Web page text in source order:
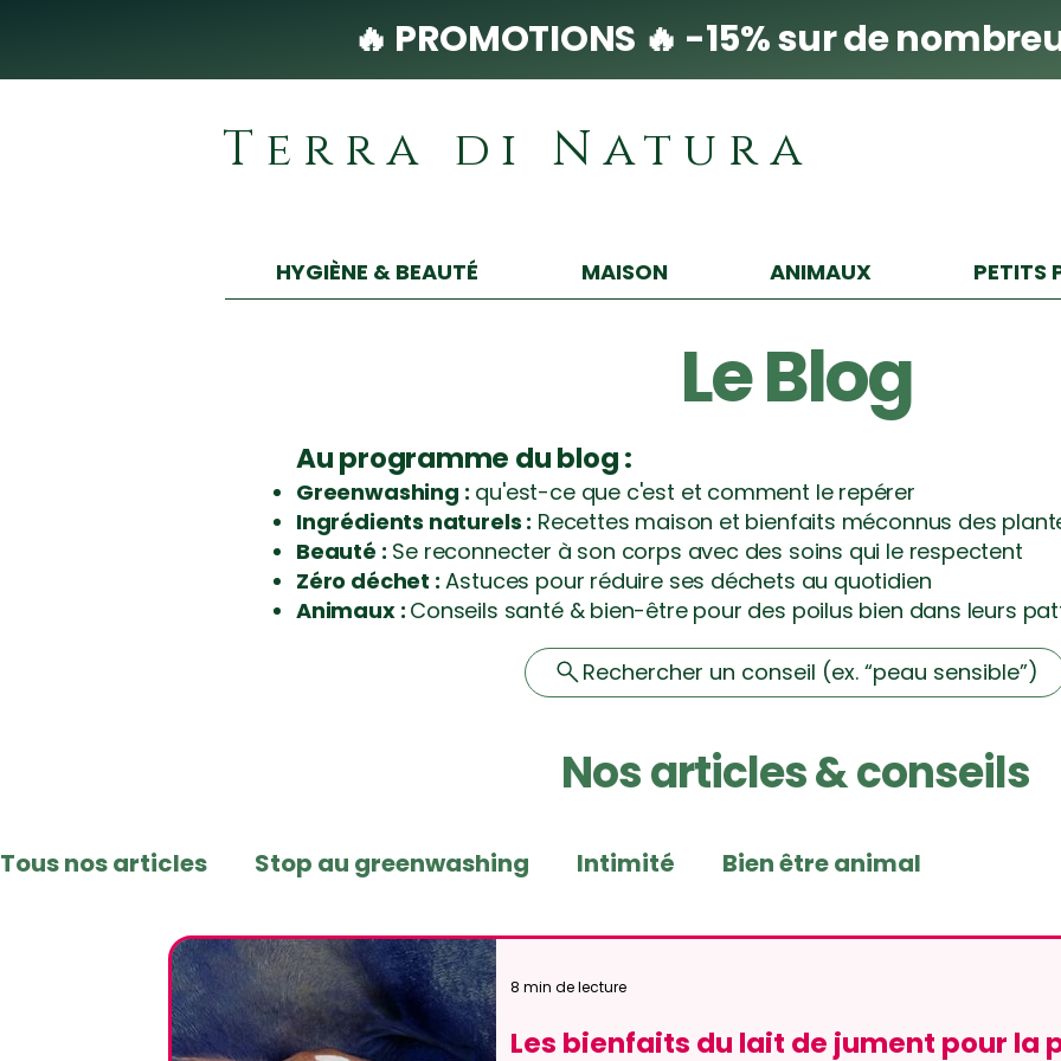
🔥 PROMOTIONS 🔥 -15% sur de
Terra di Natura
HYGIÈNE & BEAUTÉ MAISON ANIMAUX PETITS
Le Blog
Au programme du blog :
Greenwashing : qu'est-ce que c'est et comment le repérer
Ingrédients naturels : Recettes maison et bienfaits méconnus des
Beauté : Se reconnecter à son corps avec des soins qui le respectent
Zéro déchet : Astuces pour réduire ses déchets au quotidien
Animaux : Conseils santé & bien-être pour des poilus bien dans leurs
Rechercher un conseil (ex. “peau sensible”)
Nos articles & conseils
Tous nos articles Stop au greenwashing Intimité Bien être animal
Naturel & Zéro déchet Recettes maison produits ménagers
Science & Nature au Quotidien Ingrédients naturels
Les bienfaits du lait de jument pour la
8 min de lecture